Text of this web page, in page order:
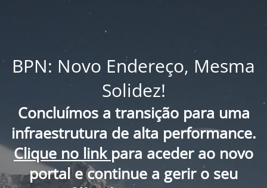
BPN: Novo Endereço, Mesma
Solidez!
Concluímos a transição para uma
infraestrutura de alta performance.
Clique no link para aceder ao novo
portal e continue a gerir o seu